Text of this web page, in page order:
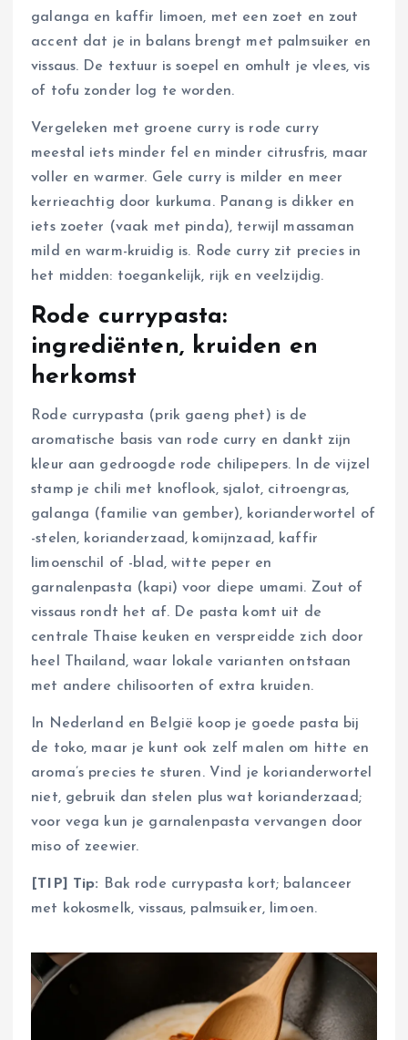
galanga en kaffir limoen, met een zoet en zout
accent dat je in balans brengt met palmsuiker en
vissaus. De textuur is soepel en omhult je vlees, vis
of tofu zonder log te worden.
Vergeleken met groene curry is rode curry
meestal iets minder fel en minder citrusfris, maar
voller en warmer. Gele curry is milder en meer
kerrieachtig door kurkuma. Panang is dikker en
iets zoeter (vaak met pinda), terwijl massaman
mild en warm-kruidig is. Rode curry zit precies in
het midden: toegankelijk, rijk en veelzijdig.
Rode currypasta:
ingrediënten, kruiden en
herkomst
Rode currypasta (prik gaeng phet) is de
aromatische basis van rode curry en dankt zijn
kleur aan gedroogde rode chilipepers. In de vijzel
stamp je chili met knoflook, sjalot, citroengras,
galanga (familie van gember), korianderwortel of
-stelen, korianderzaad, komijnzaad, kaffir
limoenschil of -blad, witte peper en
garnalenpasta (kapi) voor diepe umami. Zout of
vissaus rondt het af. De pasta komt uit de
centrale Thaise keuken en verspreidde zich door
heel Thailand, waar lokale varianten ontstaan
met andere chilisoorten of extra kruiden.
In Nederland en België koop je goede pasta bij
de toko, maar je kunt ook zelf malen om hitte en
aroma’s precies te sturen. Vind je korianderwortel
niet, gebruik dan stelen plus wat korianderzaad;
voor vega kun je garnalenpasta vervangen door
miso of zeewier.
[TIP] Tip: Bak rode currypasta kort; balanceer
met kokosmelk, vissaus, palmsuiker, limoen.